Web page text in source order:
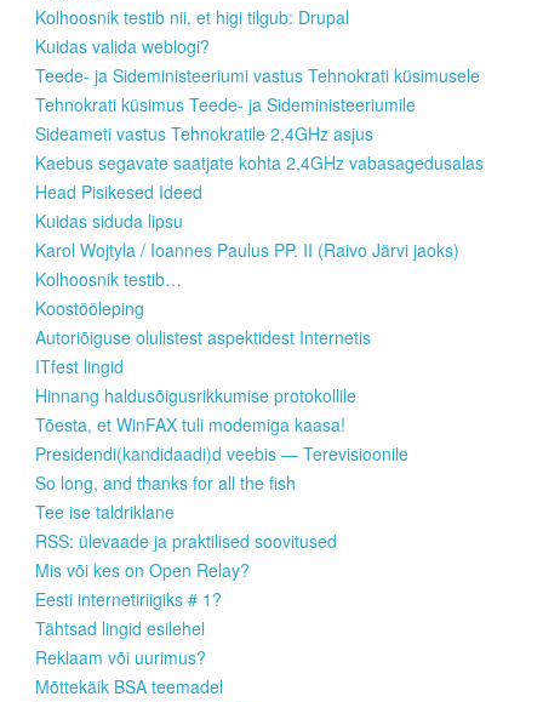
Kolhoosnik testib nii, et higi tilgub: Drupal
Kuidas valida weblogi?
Teede- ja Sideministeeriumi vastus Tehnokrati küsimusele
Tehnokrati küsimus Teede- ja Sideministeeriumile
Sideameti vastus Tehnokratile 2,4GHz asjus
Kaebus segavate saatjate kohta 2,4GHz vabasagedusalas
Head Pisikesed Ideed
Kuidas siduda lipsu
Karol Wojtyla / Ioannes Paulus PP. II (Raivo Järvi jaoks)
Kolhoosnik testib…
Koostööleping
Autoriõiguse olulistest aspektidest Internetis
ITfest lingid
Hinnang haldusõigusrikkumise protokollile
Tõesta, et WinFAX tuli modemiga kaasa!
Presidendi(kandidaadi)d veebis — Terevisioonile
So long, and thanks for all the fish
Tee ise taldriklane
RSS: ülevaade ja praktilised soovitused
Mis või kes on Open Relay?
Eesti internetiriigiks # 1?
Tähtsad lingid esilehel
Reklaam või uurimus?
Mõttekäik BSA teemadel